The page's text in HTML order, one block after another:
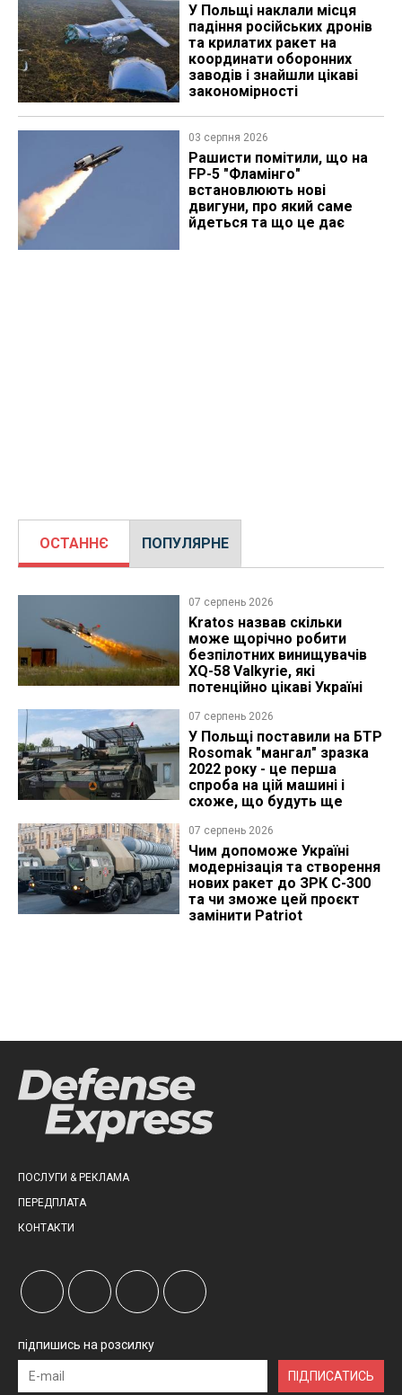
У Польщі наклали місця
падіння російських дронів
та крилатих ракет на
координати оборонних
заводів і знайшли цікаві
закономірності
03 серпня 2026
Рашисти помітили, що на
FP-5 "Фламінго"
встановлюють нові
двигуни, про який саме
йдеться та що це дає
ОСТАННЄ ПОПУЛЯРНЕ
07 серпень 2026
Kratos назвав скільки
може щорічно робити
безпілотних винищувачів
XQ-58 Valkyrie, які
потенційно цікаві Україні
07 серпень 2026
У Польщі поставили на БТР
Rosomak "мангал" зразка
2022 року - це перша
спроба на цій машині і
схоже, що будуть ще
07 серпень 2026
Чим допоможе Україні
модернізація та створення
нових ракет до ЗРК С-300
та чи зможе цей проєкт
замінити Patriot
ПОСЛУГИ & РЕКЛАМА
ПЕРЕДПЛАТА
КОНТАКТИ
підпишись на розсилку
ПІДПИСАТИСЬ